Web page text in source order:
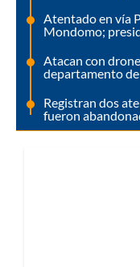
Atentado en vía
Mondomo;
Atacan con
departamento
Registran dos
fueron